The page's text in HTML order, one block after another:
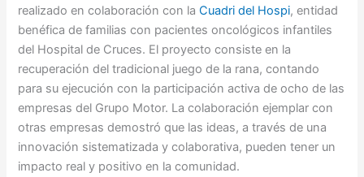
realizado en colaboración con laCuadri del Hospi, entidad
benéfica de familias con pacientes oncológicos infantiles
del Hospital de Cruces. El proyecto consiste en la
recuperación del tradicional juego de la rana, contando
para su ejecución con la participación activa de ocho de las
empresas del Grupo Motor. La colaboración ejemplar con
otras empresas demostró que las ideas, a través de una
innovación sistematizada y colaborativa, pueden tener un
impacto real y positivo en la comunidad.